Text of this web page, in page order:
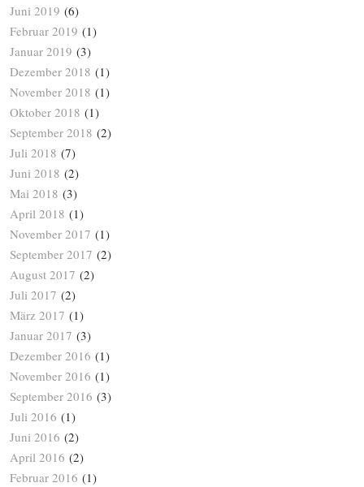
Juni 2019 (6)
Februar 2019 (1)
Januar 2019 (3)
Dezember 2018 (1)
November 2018 (1)
Oktober 2018 (1)
September 2018 (2)
Juli 2018 (7)
Juni 2018 (2)
Mai 2018 (3)
April 2018 (1)
November 2017 (1)
September 2017 (2)
August 2017 (2)
Juli 2017 (2)
März 2017 (1)
Januar 2017 (3)
Dezember 2016 (1)
November 2016 (1)
September 2016 (3)
Juli 2016 (1)
Juni 2016 (2)
April 2016 (2)
Februar 2016 (1)